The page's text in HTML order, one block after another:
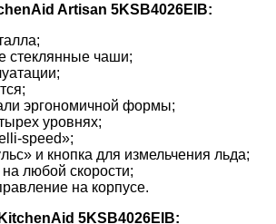
Artisan 5KSB4026EIB:
стеклянные чаши;
эргономичной формы;
уровнях;
speed»;
и кнопка для измельчения льда;
на любой скорости;
на корпусе.
5KSB4026EIB: